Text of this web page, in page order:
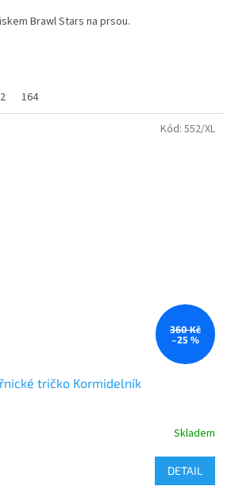
Brawl Stars na prsou.
164
360 Kč
–25 %
tričko Kormidelník
Skladem
DETAIL
Kód: 552/XL